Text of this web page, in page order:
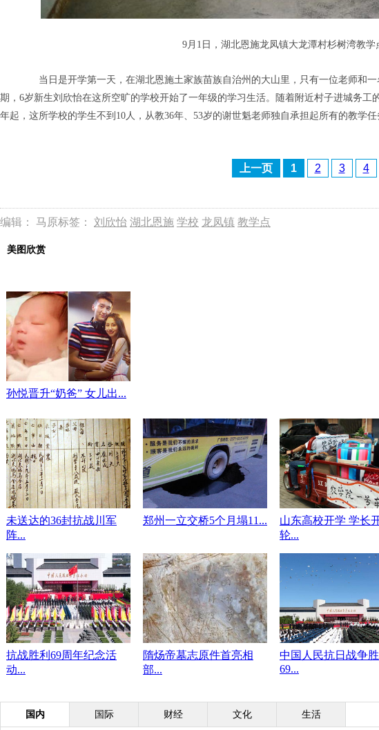
9月1日，湖北恩施龙凤镇大龙潭村杉树湾教学
当日是开学第一天，在湖北恩施土家族苗族自治州的大山里，只有一位老师和
期，6岁新生刘欣怡在这所空旷的学校开始了一年级的学习生活。随着附近村子进城务
年起，这所学校的学生不到10人，从教36年、53岁的谢世魁老师独自承担起所有的教学
上一页 1 2 3 4
编辑： 马原标签： 刘欣怡 湖北恩施 学校 龙凤镇 教学点
美图欣赏
孙悦晋升“奶爸” 女儿出...
未送达的36封抗战川军
阵...
郑州一立交桥5个月塌11...
山东高校开学 学长
轮...
抗战胜利69周年纪念活
动...
隋炀帝墓志原件首亮相
部...
中国人民抗日战争胜
69...
国内 国际 财经 文化 生活